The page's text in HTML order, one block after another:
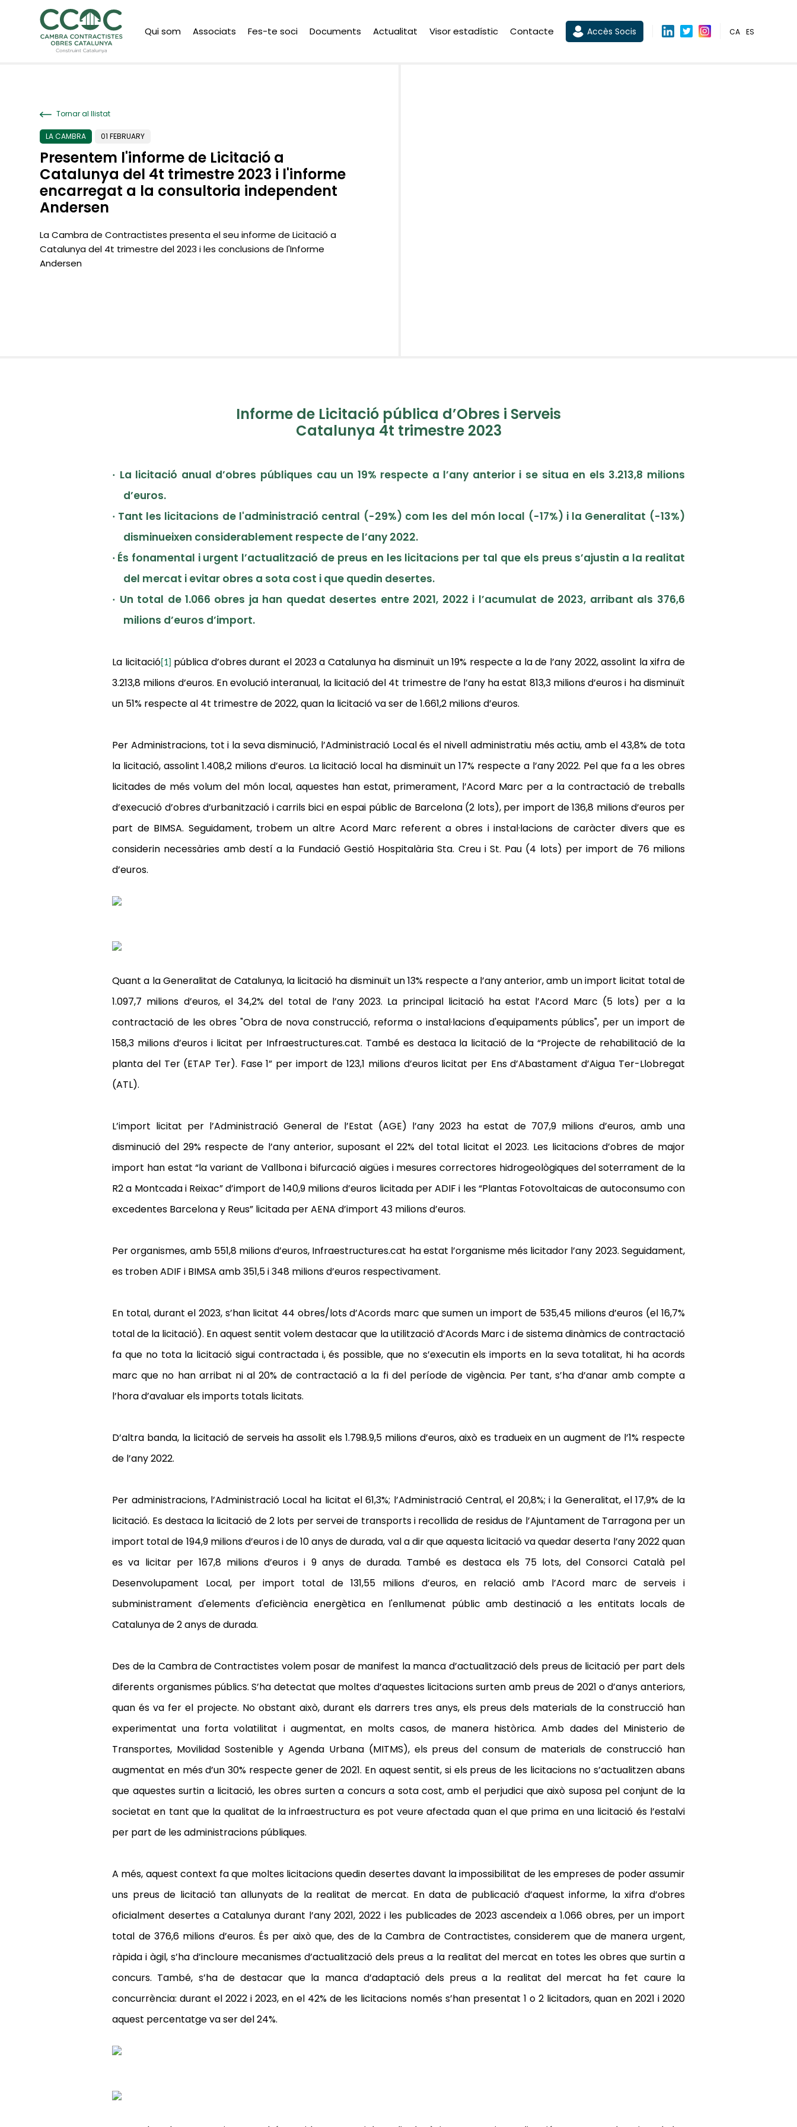
Qui som Associats Fes-te soci Documents Actualitat Visor estadístic Contacte Accès Socis CA ES
Tornar al llistat
LA CAMBRA 01 FEBRUARY
Presentem l'informe de Licitació a
Catalunya del 4t trimestre 2023 i l'informe
encarregat a la consultoria independent
Andersen
La Cambra de Contractistes presenta el seu informe de Licitació a
Catalunya del 4t trimestre del 2023 i les conclusions de l'Informe
Andersen
Informe de Licitació pública d’Obres i Serveis
Catalunya 4t trimestre 2023
· La licitació anual d’obres públiques cau un 19% respecte a l’any anterior i se situa en els 3.213,8 milions
d’euros.
· Tant les licitacions de l'administració central (-29%) com les del món local (-17%) i la Generalitat (-13%)
disminueixen considerablement respecte de l’any 2022.
· És fonamental i urgent l’actualització de preus en les licitacions per tal que els preus s’ajustin a la realitat
del mercat i evitar obres a sota cost i que quedin desertes.
· Un total de 1.066 obres ja han quedat desertes entre 2021, 2022 i l’acumulat de 2023, arribant als 376,6
milions d’euros d’import.
La licitació[1] pública d’obres durant el 2023 a Catalunya ha disminuït un 19% respecte a la de l’any 2022,assolint la xifra de
3.213,8 milions d’euros. En evolució interanual, la licitació del 4t trimestre de l’any ha estat 813,3 milions d’euros i ha disminuït
un 51% respecte al 4t trimestre de 2022, quan la licitació va ser de 1.661,2 milions d’euros.
Per Administracions, tot i la seva disminució, l’Administració Local és el nivell administratiu més actiu, amb el 43,8% de tota
la licitació, assolint 1.408,2 milions d’euros. La licitació local ha disminuït un 17% respecte a l’any 2022. Pel que fa a les obres
licitades de més volum del món local, aquestes han estat, primerament, l’Acord Marc per a la contractació de treballs
d’execució d’obres d’urbanització i carrils bici en espai públic de Barcelona (2 lots), per import de 136,8 milions d’euros per
part de BIMSA. Seguidament, trobem un altre Acord Marc referent a obres i instal·lacions de caràcter divers que es
considerin necessàries amb destí a la Fundació Gestió Hospitalària Sta. Creu i St. Pau (4 lots) per import de 76 milions
d’euros.
Quant a la Generalitat de Catalunya, la licitació ha disminuït un 13% respecte a l’any anterior, amb un import licitat total de
1.097,7 milions d’euros, el 34,2% del total de l’any 2023. La principal licitació ha estat l’Acord Marc (5 lots) per a la
contractació de les obres "Obra de nova construcció, reforma o instal·lacions d'equipaments públics", per un import de
158,3 milions d’euros i licitat per Infraestructures.cat. També es destaca la licitació de la “Projecte de rehabilitació de la
planta del Ter (ETAP Ter). Fase 1” per import de 123,1 milions d’euros licitat per Ens d’Abastament d’Aigua Ter-Llobregat
(ATL).
L’import licitat per l’Administració General de l’Estat (AGE) l’any 2023 ha estat de 707,9 milions d’euros, amb una
disminució del 29% respecte de l’any anterior, suposant el 22% del total licitat el 2023. Les licitacions d’obres de major
import han estat “la variant de Vallbona i bifurcació aigües i mesures correctores hidrogeològiques del soterrament de la
R2 a Montcada i Reixac” d’import de 140,9 milions d’euros licitada per ADIF i les “Plantas Fotovoltaicas de autoconsumo con
excedentes Barcelona y Reus” licitada per AENA d’import 43 milions d’euros.
Per organismes, amb 551,8 milions d’euros, Infraestructures.cat ha estat l’organisme més licitador l’any 2023. Seguidament,
es troben ADIF i BIMSA amb 351,5 i 348 milions d’euros respectivament.
En total, durant el 2023, s’han licitat 44 obres/lots d’Acords marc que sumen un import de 535,45 milions d’euros (el 16,7%
total de la licitació). En aquest sentit volem destacar que la utilització d’Acords Marc i de sistema dinàmics de contractació
fa que no tota la licitació sigui contractada i, és possible, que no s’executin els imports en la seva totalitat, hi ha acords
marc que no han arribat ni al 20% de contractació a la fi del període de vigència. Per tant, s’ha d’anar amb compte a
l’hora d’avaluar els imports totals licitats.
D’altra banda, la licitació de serveis ha assolit els 1.798.9,5 milions d’euros, això es tradueix en un augment de l’1% respecte
de l’any 2022.
Per administracions, l’Administració Local ha licitat el 61,3%; l’Administració Central, el 20,8%; i la Generalitat, el 17,9% de la
licitació. Es destaca la licitació de 2 lots per servei de transports i recollida de residus de l’Ajuntament de Tarragona per un
import total de 194,9 milions d’euros i de 10 anys de durada, val a dir que aquesta licitació va quedar deserta l’any 2022 quan
es va licitar per 167,8 milions d’euros i 9 anys de durada. També es destaca els 75 lots, del Consorci Català pel
Desenvolupament Local, per import total de 131,55 milions d’euros, en relació amb l’Acord marc de serveis i
subministrament d'elements d'eficiència energètica en l'enllumenat públic amb destinació a les entitats locals de
Catalunya de 2 anys de durada.
Des de la Cambra de Contractistes volem posar de manifest la manca d’actualització dels preus de licitació per part dels
diferents organismes públics. S’ha detectat que moltes d’aquestes licitacions surten amb preus de 2021 o d’anys anteriors,
quan és va fer el projecte. No obstant això, durant els darrers tres anys, els preus dels materials de la construcció han
experimentat una forta volatilitat i augmentat, en molts casos, de manera històrica. Amb dades del Ministerio de
Transportes, Movilidad Sostenible y Agenda Urbana (MITMS), els preus del consum de materials de construcció han
augmentat en més d’un 30% respecte gener de 2021. En aquest sentit, si els preus de les licitacions no s’actualitzen abans
que aquestes surtin a licitació, les obres surten a concurs a sota cost, amb el perjudici que això suposa pel conjunt de la
societat en tant que la qualitat de la infraestructura es pot veure afectada quan el que prima en una licitació és l’estalvi
per part de les administracions públiques.
A més, aquest context fa que moltes licitacions quedin desertes davant la impossibilitat de les empreses de poder assumir
uns preus de licitació tan allunyats de la realitat de mercat. En data de publicació d’aquest informe, la xifra d’obres
oficialment desertes a Catalunya durant l’any 2021, 2022 i les publicades de 2023 ascendeix a 1.066 obres, per un import
total de 376,6 milions d’euros. És per això que, des de la Cambra de Contractistes, considerem que de manera urgent,
ràpida i àgil, s’ha d’incloure mecanismes d’actualització dels preus a la realitat del mercat en totes les obres que surtin a
concurs. També, s’ha de destacar que la manca d’adaptació dels preus a la realitat del mercat ha fet caure la
concurrència: durant el 2022 i 2023, en el 42% de les licitacions només s’han presentat 1 o 2 licitadors, quan en 2021 i 2020
aquest percentatge va ser del 24%.